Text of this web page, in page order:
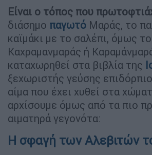
Είναι ο τόπος που
διάσημο παγωτό Μαράς, το
καϊμάκι με το σαλέπι, όμως το
Καχραμανμαράς ή
καταχωρηθεί στα βιβλία της
ξεχωριστής γεύσης
αίμα που έχει χυθεί στα
αρχίσουμε όμως από τα πιο
αιματηρά γεγονότα:
Η σφαγή των Αλεβιτών